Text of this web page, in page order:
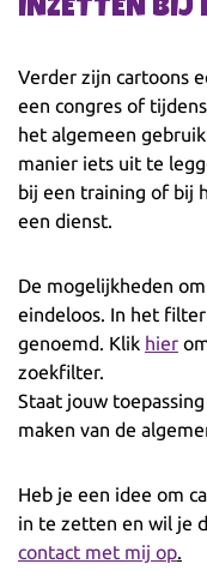
INZETTEN BIJ
Verder zijn cartoons
een congres of
het algemeen
manier iets uit te
bij een training of bij
een dienst.
De mogelijkheden
eindeloos. In het
genoemd. Klik hier
zoekfilter.
Staat jouw
maken van de
Heb je een idee om
in te zetten en wil je
contact met mij op